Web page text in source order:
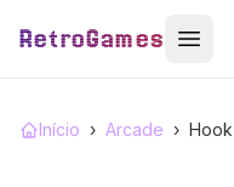
RetroGames
Início › Arcade › Hook